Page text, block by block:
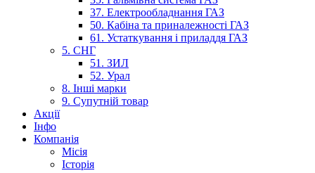
37. Електрообладнання ГАЗ
50. Кабіна та приналежності ГАЗ
61. Устаткування і приладдя ГАЗ
5. СНГ
51. ЗИЛ
52. Урал
8. Інші марки
9. Супутній товар
Акції
Інфо
Компанія
Місія
Історія